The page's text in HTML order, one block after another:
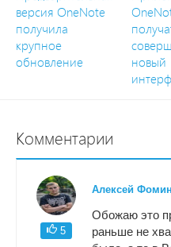
версия OneNote
получила
крупное
обновление
новый
Комментарии
5
Алексей Фомин
Обожаю это
раньше не